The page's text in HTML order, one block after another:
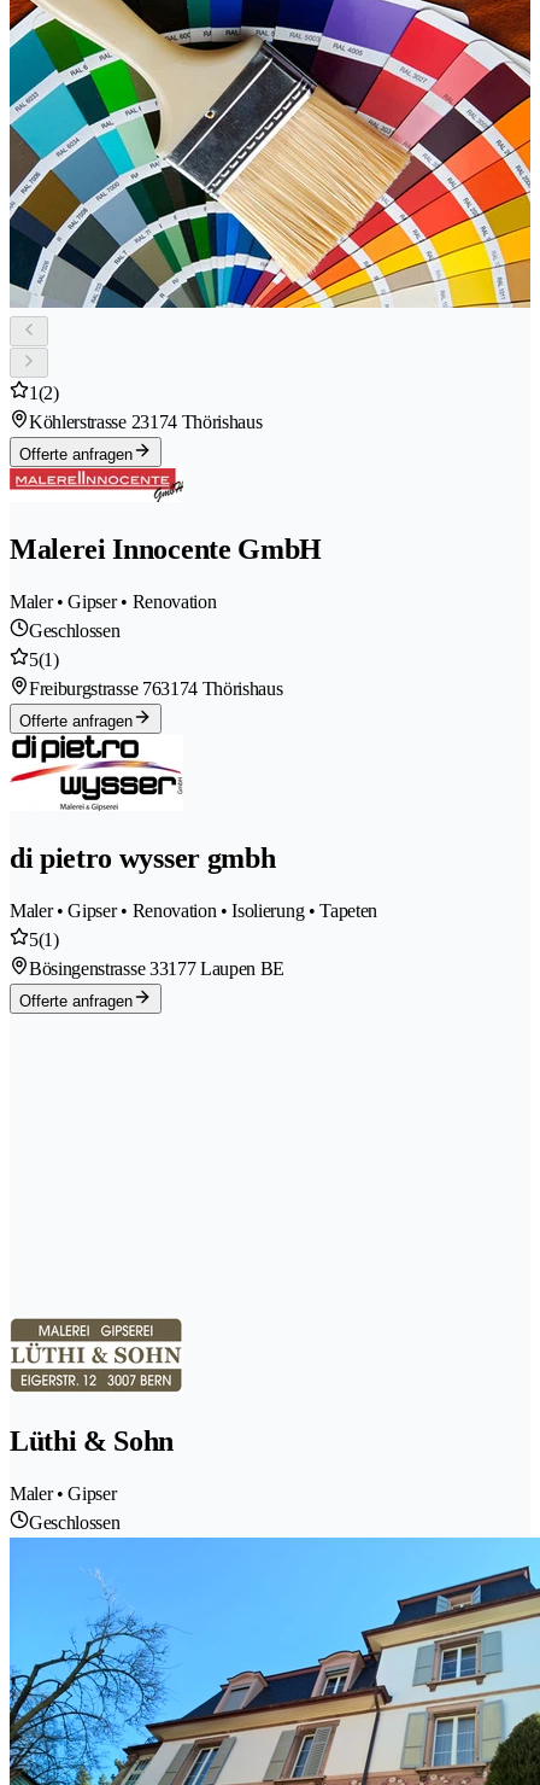
1(2)
Köhlerstrasse 23174 Thörishaus
Offerte anfragen
Malerei Innocente GmbH
Maler • Gipser • Renovation
Geschlossen
5(1)
Freiburgstrasse 763174 Thörishaus
Offerte anfragen
di pietro wysser gmbh
Maler • Gipser • Renovation • Isolierung • Tapeten
5(1)
Bösingenstrasse 33177 Laupen BE
Offerte anfragen
Lüthi & Sohn
Maler • Gipser
Geschlossen